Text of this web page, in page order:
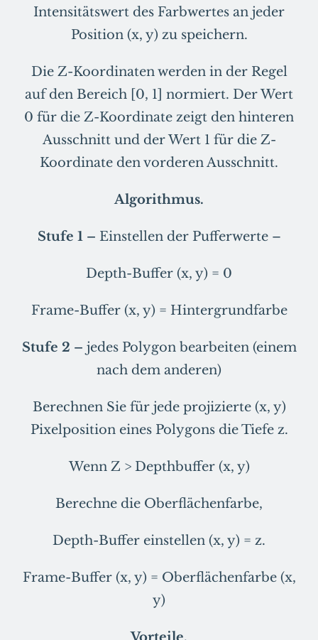
Intensitätswert des Farbwertes an jeder
Position (x, y) zu speichern.
Die Z-Koordinaten werden in der Regel
auf den Bereich [0, 1] normiert. Der Wert
0 für die Z-Koordinate zeigt den hinteren
Ausschnitt und der Wert 1 für die Z-
Koordinate den vorderen Ausschnitt.
Algorithmus.
Stufe 1 – Einstellen der Pufferwerte –
Depth-Buffer (x, y) = 0
Frame-Buffer (x, y) = Hintergrundfarbe
Stufe 2 – jedes Polygon bearbeiten (einem
nach dem anderen)
Berechnen Sie für jede projizierte (x, y)
Pixelposition eines Polygons die Tiefe z.
Wenn Z > Depthbuffer (x, y)
Berechne die Oberflächenfarbe,
Depth-Buffer einstellen (x, y) = z.
Frame-Buffer (x, y) = Oberflächenfarbe (x,
y)